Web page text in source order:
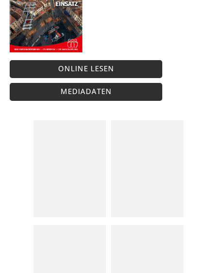
ONLINE LESEN
MEDIADATEN